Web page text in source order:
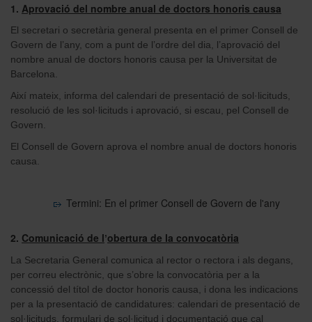
1. Aprovació del nombre anual de doctors honoris causa
El secretari o secretària general presenta en el primer Consell de
Govern de l’any, com a punt de l’ordre del dia, l’aprovació del
nombre anual de doctors honoris causa per la Universitat de
Barcelona.
Així mateix, informa del calendari de presentació de sol·licituds,
resolució de les sol·licituds i aprovació, si escau, pel Consell de
Govern.
El Consell de Govern aprova el nombre anual de doctors honoris
causa.
Termini: En el primer Consell de Govern de l'any
2. Comunicació de l’obertura de la convocatòria
La Secretaria General comunica al rector o rectora i als degans,
per correu electrònic, que s’obre la convocatòria per a la
concessió del títol de doctor honoris causa, i dona les indicacions
per a la presentació de candidatures: calendari de presentació de
sol·licituds, formulari de sol·licitud i documentació que cal